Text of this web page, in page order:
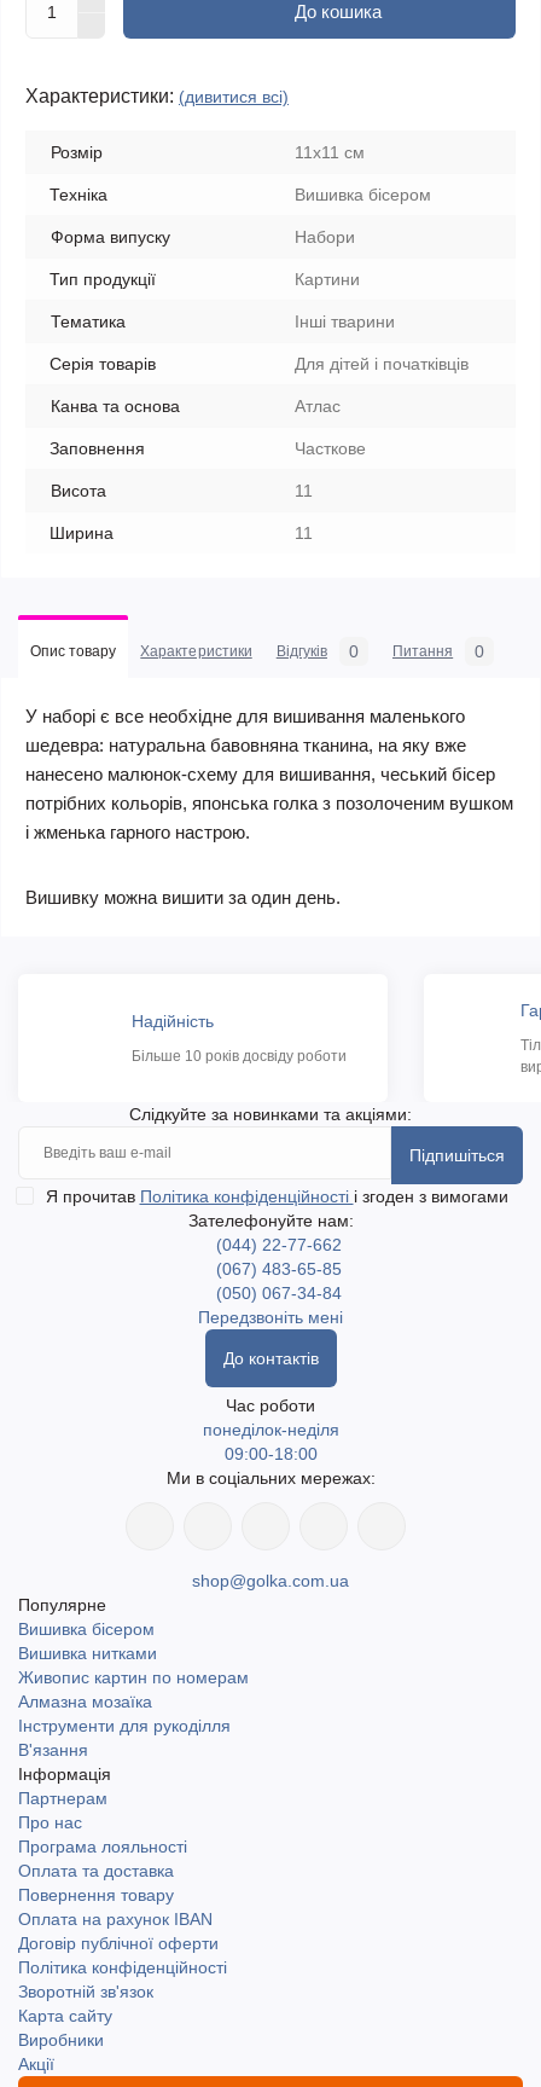
До кошика
Характеристики: (дивитися всі)
Розмір 11х11 см
Техніка Вишивка бісером
Форма випуску Набори
Тип продукції Картини
Тематика Інші тварини
Серія товарів Для дітей і початківців
Канва та основа Атлас
Заповнення Часткове
Висота 11
Ширина 11
Опис товару Характеристики Відгуків 0 Питання 0
У наборі є все необхідне для вишивання маленького
шедевра: натуральна бавовняна тканина, на яку вже
нанесено малюнок-схему для вишивання, чеський бісер
потрібних кольорів, японська голка з позолоченим вушком
і жменька гарного настрою.
Вишивку можна вишити за один день.
Надійність
Більше 10 років досвіду роботи
Слідкуйте за новинками та акціями:
Підпишіться
Я прочитав Політика конфіденційності і згоден з вимогами
Зателефонуйте нам:
(044) 22-77-662
(067) 483-65-85
(050) 067-34-84
Передзвоніть мені
До контактів
Час роботи
понеділок-неділя
09:00-18:00
Ми в соціальних мережах:
shop@golka.com.ua
Популярне
Вишивка бісером
Вишивка нитками
Живопис картин по номерам
Алмазна мозаїка
Інструменти для рукоділля
В'язання
Інформація
Партнерам
Про нас
Програма лояльності
Оплата та доставка
Повернення товару
Оплата на рахунок IBAN
Договір публічної оферти
Політика конфіденційності
Зворотній зв'язок
Карта сайту
Виробники
Акції